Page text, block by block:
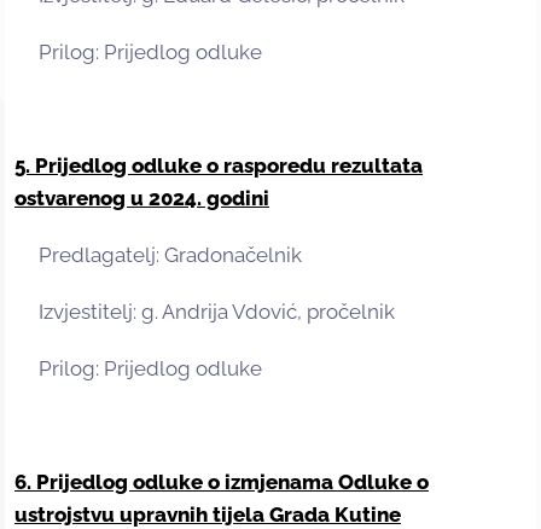
Prilog: Prijedlog odluke
5. Prijedlog odluke o rasporedu rezultata
ostvarenog u 2024. godini
Predlagatelj: Gradonačelnik
Izvjestitelj: g. Andrija Vdović, pročelnik
Prilog: Prijedlog odluke
6. Prijedlog odluke o izmjenama Odluke o
ustrojstvu upravnih tijela Grada Kutine